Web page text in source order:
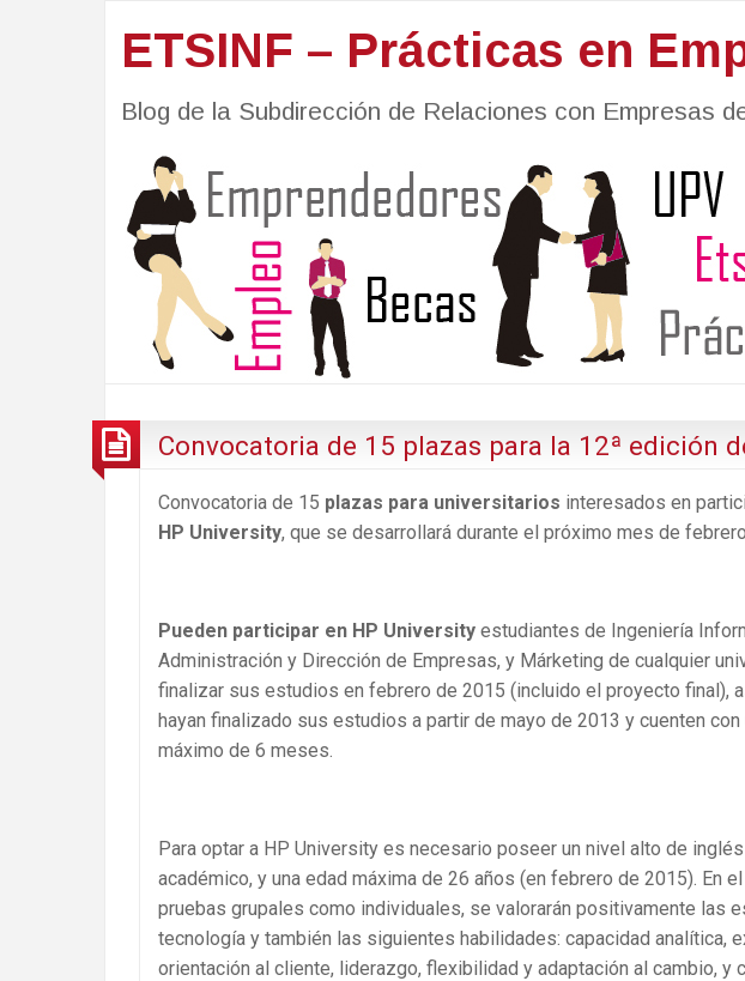
ETSINF – Prácticas en
Blog de la Subdirección de Relaciones con Empresas
Convocatoria de 15 plazas para la 12ª edición
Convocatoria de 15 plazas para universitarios interesados en
HP University, que se desarrollará durante el próximo mes de
Pueden participar en HP University estudiantes de Ingeniería
Administración y Dirección de Empresas, y Márketing de cualquier
finalizar sus estudios en febrero de 2015 (incluido el proyecto final),
hayan finalizado sus estudios a partir de mayo de 2013 y cuenten
máximo de 6 meses.
Para optar a HP University es necesario poseer un nivel alto de
académico, y una edad máxima de 26 años (en febrero de 2015). En
pruebas grupales como individuales, se valorarán positivamente las
tecnología y también las siguientes habilidades: capacidad analítica,
orientación al cliente, liderazgo, flexibilidad y adaptación al cambio, y